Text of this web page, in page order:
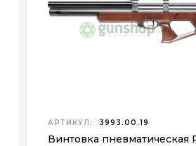
АРТИКУЛ: 3993.00.19
Винтовка пневматическая